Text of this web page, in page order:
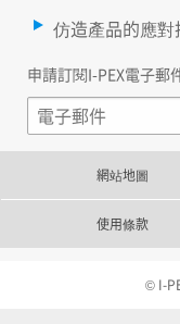
仿造產品的應對
申請訂閱I-PEX電子郵
網站地圖
使用條款
© I-